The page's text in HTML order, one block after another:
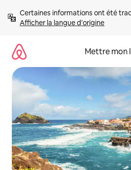
directement
Afficher la langue d'origine
Mettre mon